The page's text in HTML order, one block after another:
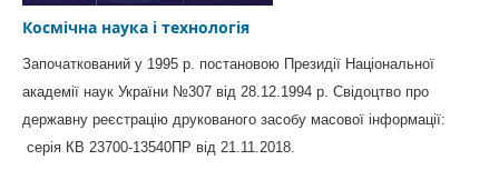
Космічна наука і технологія
Започаткований у 1995 р. постановою Президії Національної
академії наук України №307 від 28.12.1994 р. Свідоцтво про
державну реєстрацію друкованого засобу масової інформації:
серія КВ 23700-13540ПР від 21.11.2018.